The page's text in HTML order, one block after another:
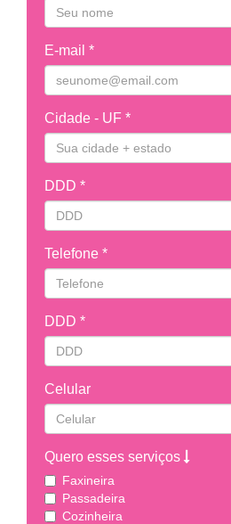
E-mail *
Cidade - UF *
DDD *
Telefone *
DDD *
Celular
Quero esses serviços
Faxineira
Passadeira
Cozinheira